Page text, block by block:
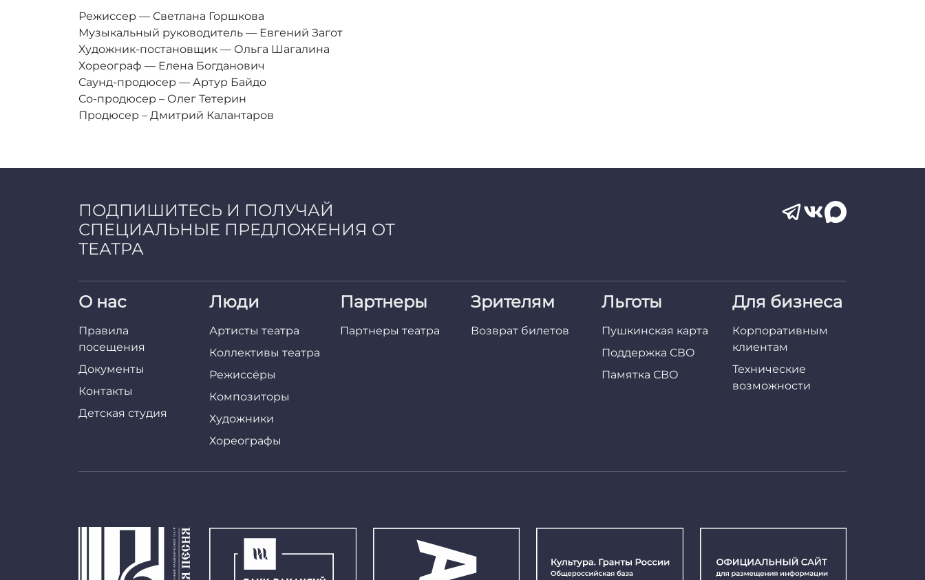
Режиссер — Светлана Горшкова
Музыкальный руководитель — Евгений Загот
Художник-постановщик — Ольга Шагалина
Хореограф — Елена Богданович
Саунд-продюсер — Артур Байдо
Со-продюсер – Олег Тетерин
Продюсер – Дмитрий Калантаров
ПОДПИШИТЕСЬ И ПОЛУЧАЙ
СПЕЦИАЛЬНЫЕ ПРЕДЛОЖЕНИЯ ОТ
ТЕАТРА
О нас
Правила
посещения
Документы
Контакты
Детская студия
Люди
Артисты театра
Коллективы театра
Режиссёры
Композиторы
Художники
Хореографы
Партнеры
Партнеры театра
Зрителям
Возврат билетов
Льготы
Пушкинская карта
Поддержка СВО
Памятка СВО
Для бизнеса
Корпоративным
клиентам
Технические
возможности